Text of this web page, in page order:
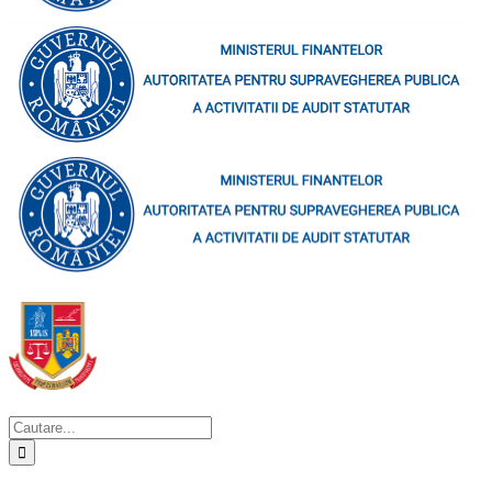
Cautare...